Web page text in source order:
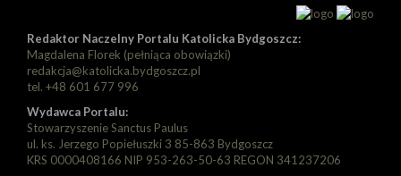
Redaktor Naczelny Portalu Katolicka Bydgoszcz:
Magdalena Florek (pełniąca obowiązki)
redakcja@katolicka.bydgoszcz.pl
tel. +48 601 677 996
Wydawca Portalu:
Stowarzyszenie Sanctus Paulus
ul. ks. Jerzego Popiełuszki 3 85-863 Bydgoszcz
KRS 0000408166 NIP 953-263-50-63 REGON 341237206